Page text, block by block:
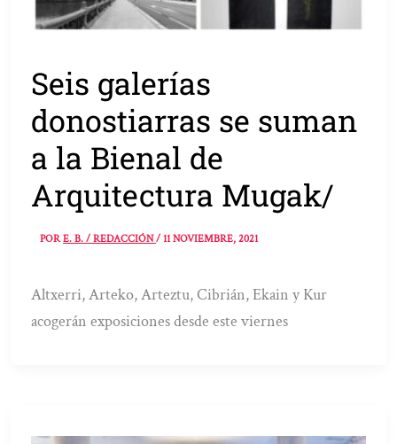
Seis galerías
donostiarras se suman
a la Bienal de
Arquitectura Mugak/
PORE. B. / REDACCIÓN/11 NOVIEMBRE, 2021
Altxerri, Arteko, Arteztu, Cibrián, Ekain y Kur
acogerán exposiciones desde este viernes